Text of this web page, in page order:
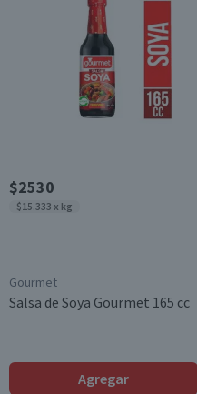
$2530
$15.333 x kg
Gourmet
Salsa de Soya Gourmet 165 cc
Agregar